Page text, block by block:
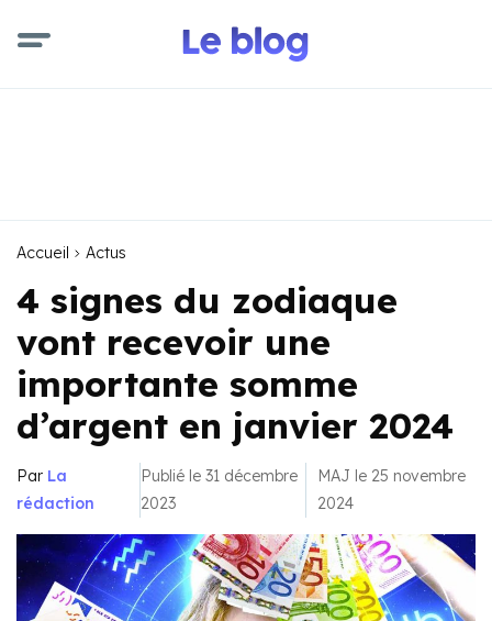
Accueil Actus
4 signes du zodiaque
vont recevoir une
importante somme
d’argent en janvier 2024
Par La
rédaction
Publié le 31 décembre
2023
MAJ le 25 novembre
2024